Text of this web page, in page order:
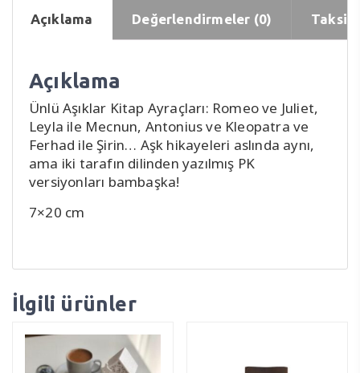
Açıklama Değerlendirmeler (0) Taksit
Açıklama
Ünlü Aşıklar Kitap Ayraçları: Romeo ve Juliet,
Leyla ile Mecnun, Antonius ve Kleopatra ve
Ferhad ile Şirin… Aşk hikayeleri aslında aynı,
ama iki tarafın dilinden yazılmış PK
versiyonları bambaşka!
7×20 cm
İlgili ürünler